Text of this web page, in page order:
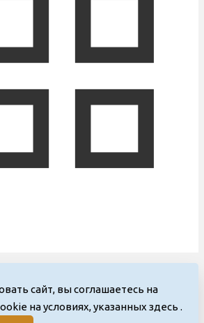
сайт, вы соглашаетесь на
на условиях, указанных здесь .